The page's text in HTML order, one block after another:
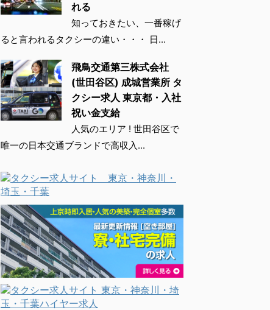
れる
知っておきたい、一番稼げ
ると言われるタクシーの違い・・・ 日...
飛鳥交通第三株式会社
(世田谷区) 成城営業所 タ
クシー求人 東京都・入社
祝い金支給
人気のエリア ! 世田谷区で
唯一の日本交通ブランドで高収入...